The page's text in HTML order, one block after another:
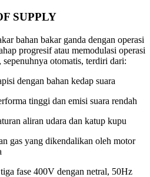
SUPPLY
bahan bakar ganda dengan operasi
progresif atau memodulasi operasi
otomatis, terdiri dari:
dengan bahan kedap suara
tinggi dan emisi suara rendah
aliran udara dan katup kupu
gas yang dikendalikan oleh motor
fase 400V dengan netral, 50Hz